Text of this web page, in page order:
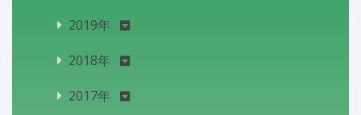
2019年
2018年
2017年